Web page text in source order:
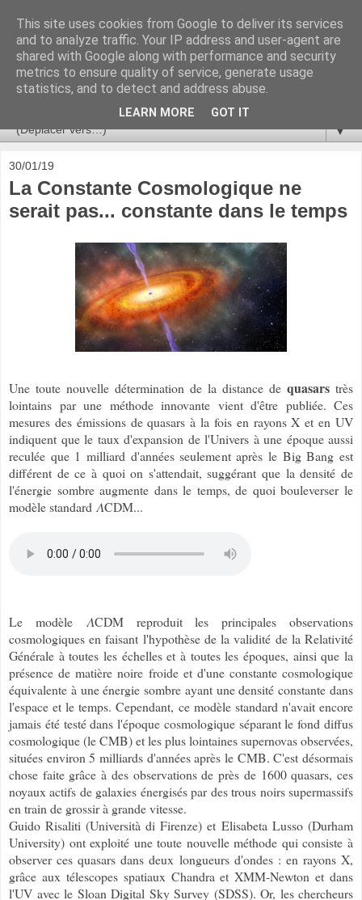
Ça se passe là haut
Astronomie, Astrophysique, Astroparticules, Cosmologie.
L'infini se contemple, indéfiniment. ISSN 2272-5768
▼
30/01/19
La Constante Cosmologique ne
serait pas... constante dans le temps
Une toute nouvelle détermination de la distance de quasars très
lointains par une méthode innovante vient d'être publiée. Ces
mesures des émissions de quasars à la fois en rayons X et en UV
indiquent que le taux d'expansion de l'Univers à une époque aussi
reculée que 1 milliard d'années seulement après le Big Bang est
différent de ce à quoi on s'attendait, suggérant que la densité de
l'énergie sombre augmente dans le temps, de quoi bouleverser le
modèle standard 𝛬CDM...
Le modèle 𝛬CDM reproduit les principales observations
cosmologiques en faisant l'hypothèse de la validité de la Relativité
Générale à toutes les échelles et à toutes les époques, ainsi que la
présence de matière noire froide et d'une constante cosmologique
équivalente à une énergie sombre ayant une densité constante dans
l'espace et le temps. Cependant, ce modèle standard n'avait encore
jamais été testé dans l'époque cosmologique séparant le fond diffus
cosmologique (le CMB) et les plus lointaines supernovas observées,
situées environ 5 milliards d'années après le CMB. C'est désormais
chose faite grâce à des observations de près de 1600 quasars, ces
noyaux actifs de galaxies énergisés par des trous noirs supermassifs
en train de grossir à grande vitesse.
Guido Risaliti (Università di Firenze) et Elisabeta Lusso (Durham
University) ont exploité une toute nouvelle méthode qui consiste à
observer ces quasars dans deux longueurs d'ondes : en rayons X,
grâce aux télescopes spatiaux Chandra et XMM-Newton et dans
l'UV avec le Sloan Digital Sky Survey (SDSS). Or, les chercheurs
This site uses cookies from Google to deliver its services
and to analyze traffic. Your IP address and user-agent are
shared with Google along with performance and security
metrics to ensure quality of service, generate usage
statistics, and to detect and address abuse.
LEARN MORE GOT IT